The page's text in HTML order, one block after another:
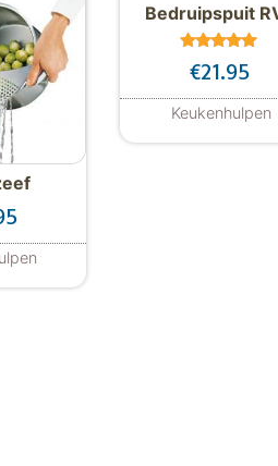
Bedruipspuit
Gewaardeer
d
uit 5
€21.95
Keukenhulpen